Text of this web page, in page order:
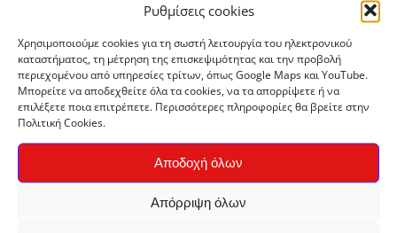
Ρυθμίσεις cookies
Χρησιμοποιούμε cookies για τη σωστή λειτουργία του ηλεκτρονικού
καταστήματος, τη μέτρηση της επισκεψιμότητας και την προβολή
περιεχομένου από υπηρεσίες τρίτων, όπως Google Maps και YouTube.
Μπορείτε να αποδεχθείτε όλα τα cookies, να τα απορρίψετε ή να
επιλέξετε ποια επιτρέπετε. Περισσότερες πληροφορίες θα βρείτε στην
Πολιτική Cookies.
Αποδοχή όλων
Απόρριψη όλων
Τσάι Κρητικό Μείγμα, φακελάκια 15τεμ
€2,50